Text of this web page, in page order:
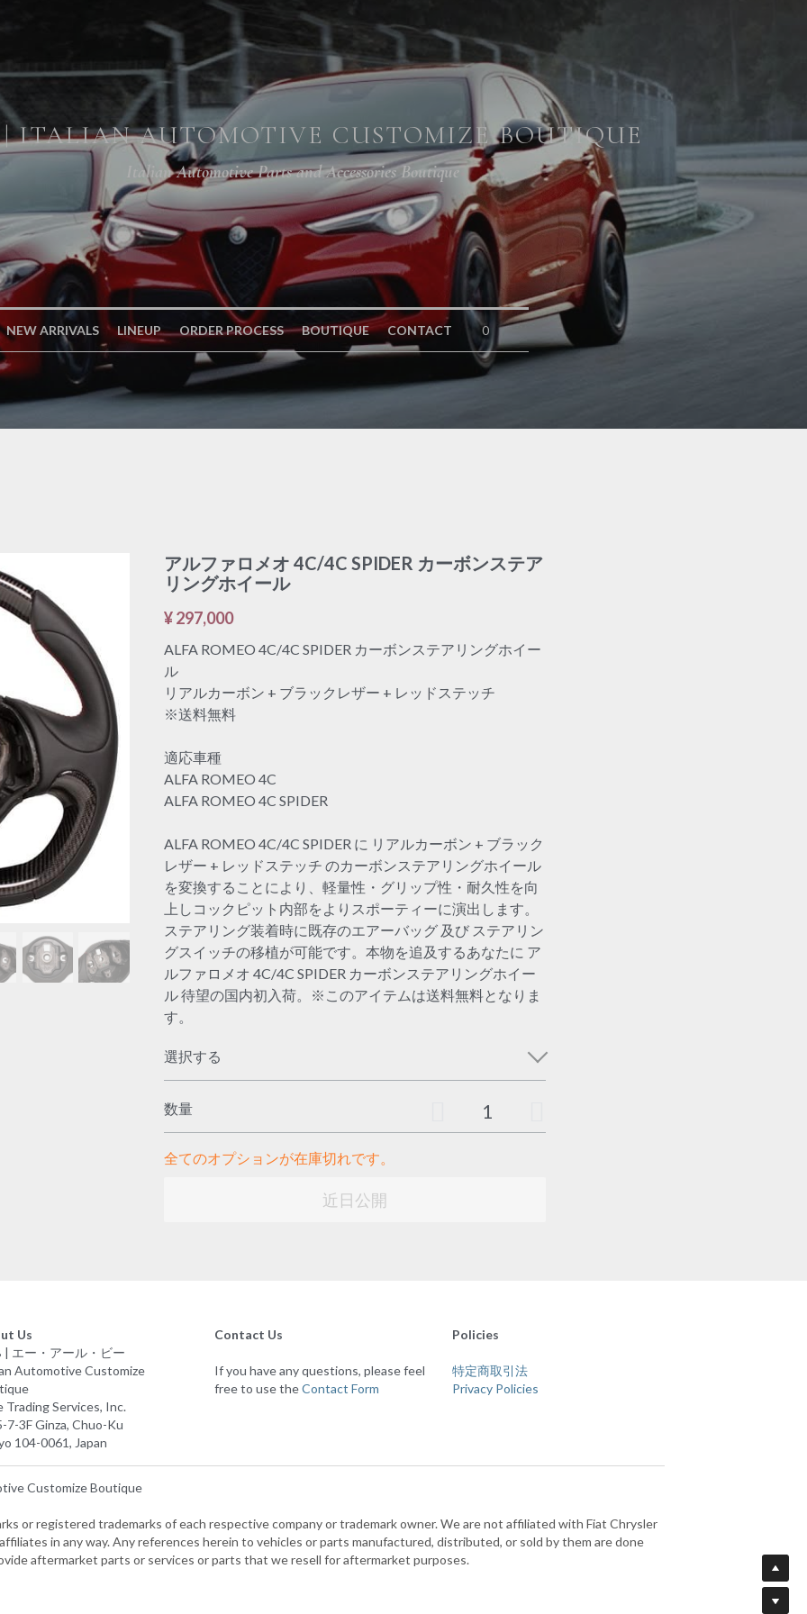
ITALIAN AUTOMOTIVE CUSTOMIZE BOUTIQUE
Italian Automotive Parts and Accessories Boutique
NEW ARRIVALS LINEUP ORDER PROCESS BOUTIQUE CONTACT 0
アルファロメオ 4C/4C SPIDER カーボンステア
リングホイール
¥ 297,000
ALFA ROMEO 4C/4C SPIDER カーボンステアリングホイー
ル
リアルカーボン + ブラックレザー + レッドステッチ
※送料無料
適応車種
ALFA ROMEO 4C
ALFA ROMEO 4C SPIDER
ALFA ROMEO 4C/4C SPIDER に リアルカーボン + ブラック
レザー + レッドステッチ のカーボンステアリングホイール
を変換することにより、軽量性・グリップ性・耐久性を向
上しコックピット内部をよりスポーティーに演出します。
ステアリング装着時に既存のエアーバッグ 及び ステアリン
グスイッチの移植が可能です。本物を追及するあなたに ア
ルファロメオ 4C/4C SPIDER カーボンステアリングホイー
ル 待望の国内初入荷。※このアイテムは送料無料となりま
す。
選択する
数量
全てのオプションが在庫切れです。
カートに入れる
Us
| エー・アール・ビー
Automotive Customize
Trading Services, Inc.
7-3F Ginza, Chuo-Ku
104-0061, Japan
Contact Us
If you have any questions, please feel
free to use the Contact Form
Policies
特定商取引法
Privacy Policies
Customize Boutique
or registered trademarks of each respective company or trademark owner. We are not affiliated with Fiat Chrysler
in any way. Any references herein to vehicles or parts manufactured, distributed, or sold by them are done
aftermarket parts or services or parts that we resell for aftermarket purposes.